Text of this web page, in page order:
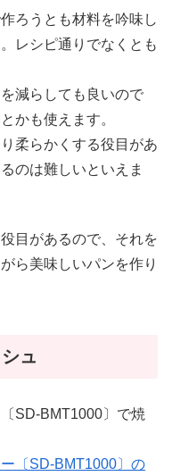
ろうとも材料を吟味し
レシピ通りでなくとも
減らしても良いので
かも使えます。
柔らかくする役目があ
のは難しいといえま
目があるので、それを
ら美味しいパンを作り
ュ
SD-BMT1000〕で焼
〔SD-BMT1000〕の